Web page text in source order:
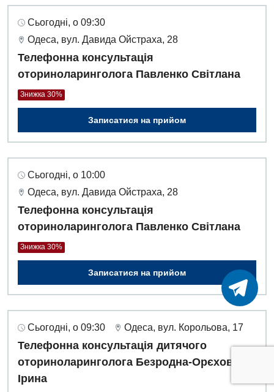
Сьогодні, о 09:30
Одеса, вул. Давида Ойстраха, 28
Телефонна консультація
оториноларинголога Павленко Світлана
Знижка 30%
Записатися на прийом
Сьогодні, о 10:00
Одеса, вул. Давида Ойстраха, 28
Телефонна консультація
оториноларинголога Павленко Світлана
Знижка 30%
Записатися на прийом
Сьогодні, о 09:30 Одеса, вул. Корольова, 17
Телефонна консультація дитячого
оториноларинголога Безродна-Орєхова
Ірина